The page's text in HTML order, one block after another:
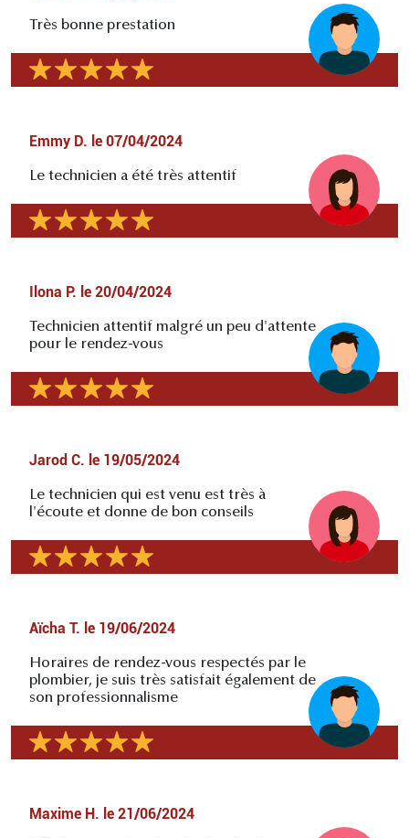
Très bonne prestation
Emmy D. le 07/04/2024
Le technicien a été très attentif
Ilona P. le 20/04/2024
Technicien attentif malgré un peu d'attente
pour le rendez-vous
Jarod C. le 19/05/2024
Le technicien qui est venu est très à
l'écoute et donne de bon conseils
Aïcha T. le 19/06/2024
Horaires de rendez-vous respectés par le
plombier, je suis très satisfait également de
son professionnalisme
Maxime H. le 21/06/2024